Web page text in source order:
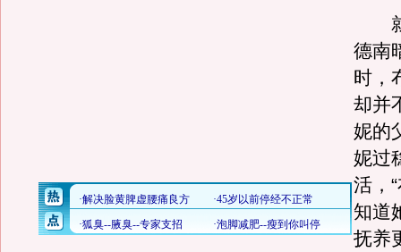
就
德南
时，
却并
妮的
妮过
活，
知道
抚养